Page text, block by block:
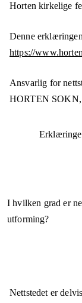
Horten kirkelige
Denne
https://
Ansvarlig for
HORTEN
I hvilken grad er
utforming?
Nettstedet er